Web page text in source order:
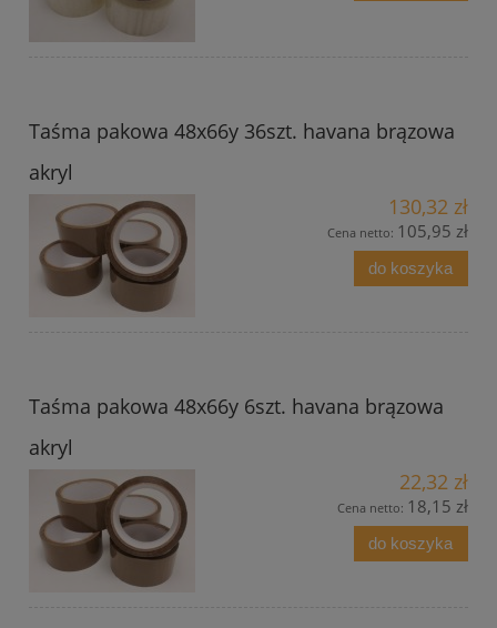
Taśma pakowa 48x66y 36szt. havana brązowa
akryl
130,32 zł
Cena netto: 105,95 zł
do koszyka
Taśma pakowa 48x66y 6szt. havana brązowa
akryl
22,32 zł
Cena netto: 18,15 zł
do koszyka